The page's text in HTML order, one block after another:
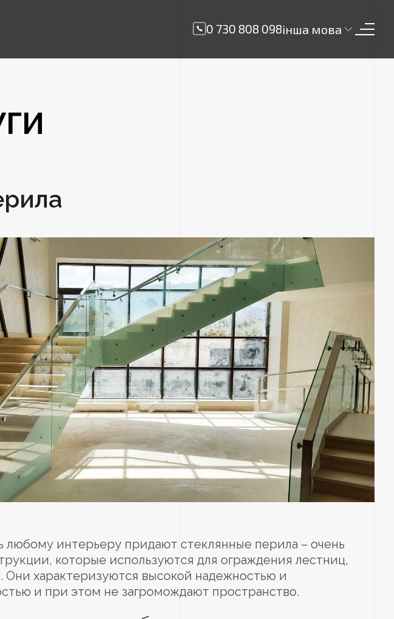
0 730 808 098інша мова
любому интерьеру придают стеклянные перила – очень
которые используются для ограждения лестниц,
Они характеризуются высокой надежностью и
и при этом не загромождают пространство.